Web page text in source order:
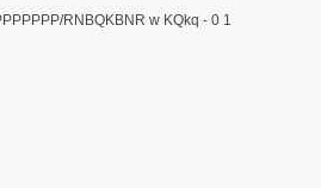
RNBQKBNR w KQkq - 0 1